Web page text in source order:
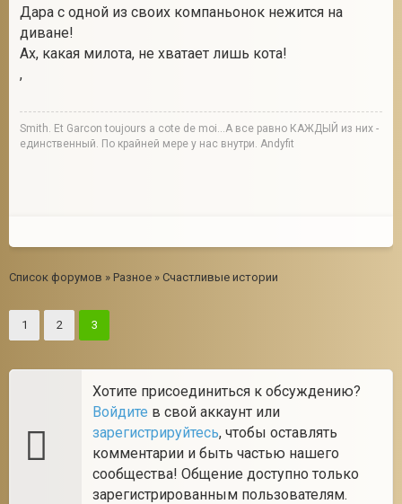
Дара с одной из своих компаньонок нежится на
диване!
Ах, какая милота, не хватает лишь кота!
,
Smith. Et Garcon toujours a cote de moi...А все равно КАЖДЫЙ из них -
единственный. По крайней мере у нас внутри. Andyfit
Список форумов » Разное » Счастливые истории
1 2 3
Хотите присоединиться к обсуждению?
Войдите в свой аккаунт или
зарегистрируйтесь, чтобы оставлять
комментарии и быть частью нашего
сообщества! Общение доступно только
зарегистрированным пользователям.